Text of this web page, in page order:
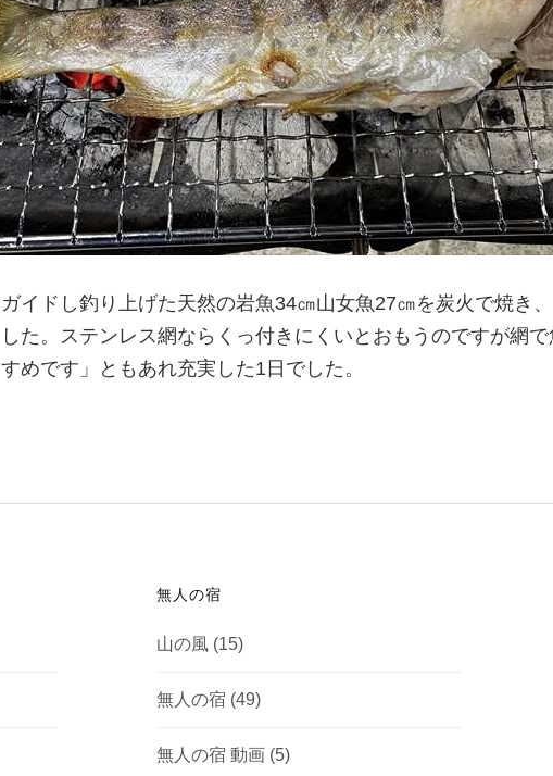
イドし釣り上げた天然の岩魚34㎝山女魚27㎝を炭火で焼き
た。ステンレス網ならくっ付きにくいとおもうのですが網
めです」ともあれ充実した1日でした。
無人の宿
山の風 (15)
無人の宿 (49)
無人の宿 動画 (5)